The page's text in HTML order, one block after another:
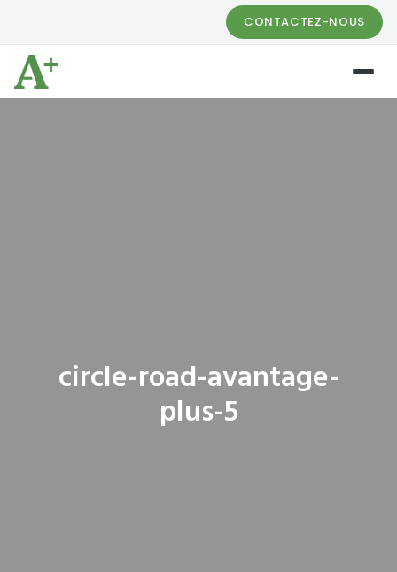
CONTACTEZ-NOUS
circle-road-avantage-
plus-5